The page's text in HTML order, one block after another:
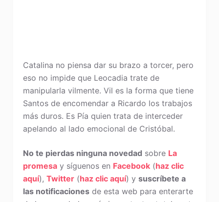
Catalina no piensa dar su brazo a torcer, pero
eso no impide que Leocadia trate de
manipularla vilmente. Vil es la forma que tiene
Santos de encomendar a Ricardo los trabajos
más duros. Es Pía quien trata de interceder
apelando al lado emocional de Cristóbal.
No te pierdas ninguna novedad sobre La
promesay síguenos en Facebook(haz clic
aquí), Twitter(haz clic aquí) y suscríbete a
las notificacionesde esta web para enterarte